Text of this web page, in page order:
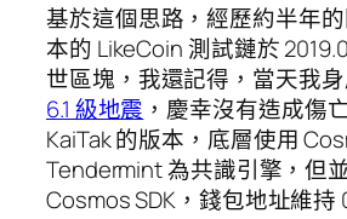
基於這個思路，經歷約半年
本的 LikeCoin 測試鏈於
世區塊，我還記得，當天我
6.1 級地震 ，慶幸沒有造成傷
KaiTak 的版本，底層使用
Tendermint 為共識引擎，但
Cosmos SDK，錢包地址維持